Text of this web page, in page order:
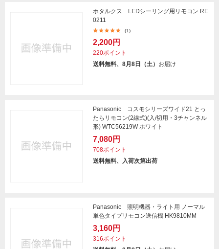
ホタルクス LEDシーリング用リモコン RE
0211
(1)
2,200円
220ポイント
送料無料、8月8日（土） お届け
Panasonic コスモシリーズワイド21 とっ
たらリモコン(2線式)(入/切用・3チャンネル
形) WTC56219W ホワイト
7,080円
708ポイント
送料無料、入荷次第出荷
Panasonic 照明機器・ライト用 ノーマル
単色タイプリモコン送信機 HK9810MM
3,160円
316ポイント